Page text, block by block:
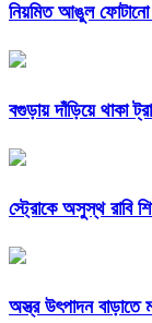
নিয়মিত আঙুল ফোটানো
বগুড়ায় দাঁড়িয়ে থাকা
স্ট্রোকে অসুস্থ রাবি
অস্ত্র উৎপাদন বাড়াতে